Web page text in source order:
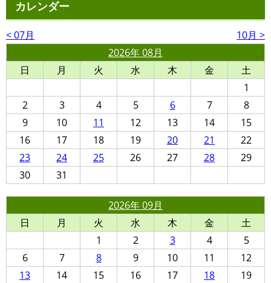
カレンダー
< 07月
10月 >
2026年 08月
日
月 火 水 木 金
土
1
2
3 4 5 6 7
8
9
10 11 12 13 14
15
16
17 18 19 20 21
22
23
24 25 26 27 28
29
30
31
2026年 09月
日
月 火 水 木 金
土
1
2 3 4
5
6
7 8 9 10 11
12
13
14 15 16 17 18
19